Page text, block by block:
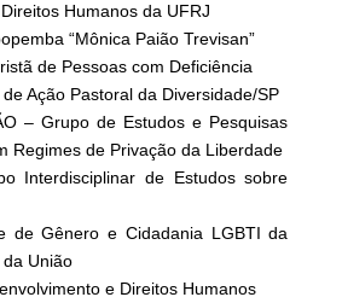
Humanos da UFRJ
“Mônica Paião Trevisan”
de Pessoas com Deficiência
Ação Pastoral da Diversidade/SP
– Grupo de Estudos e Pesquisas
Regimes de Privação da Liberdade
Interdisciplinar de Estudos sobre
de Gênero e Cidadania LGBTI da
União
e Direitos Humanos